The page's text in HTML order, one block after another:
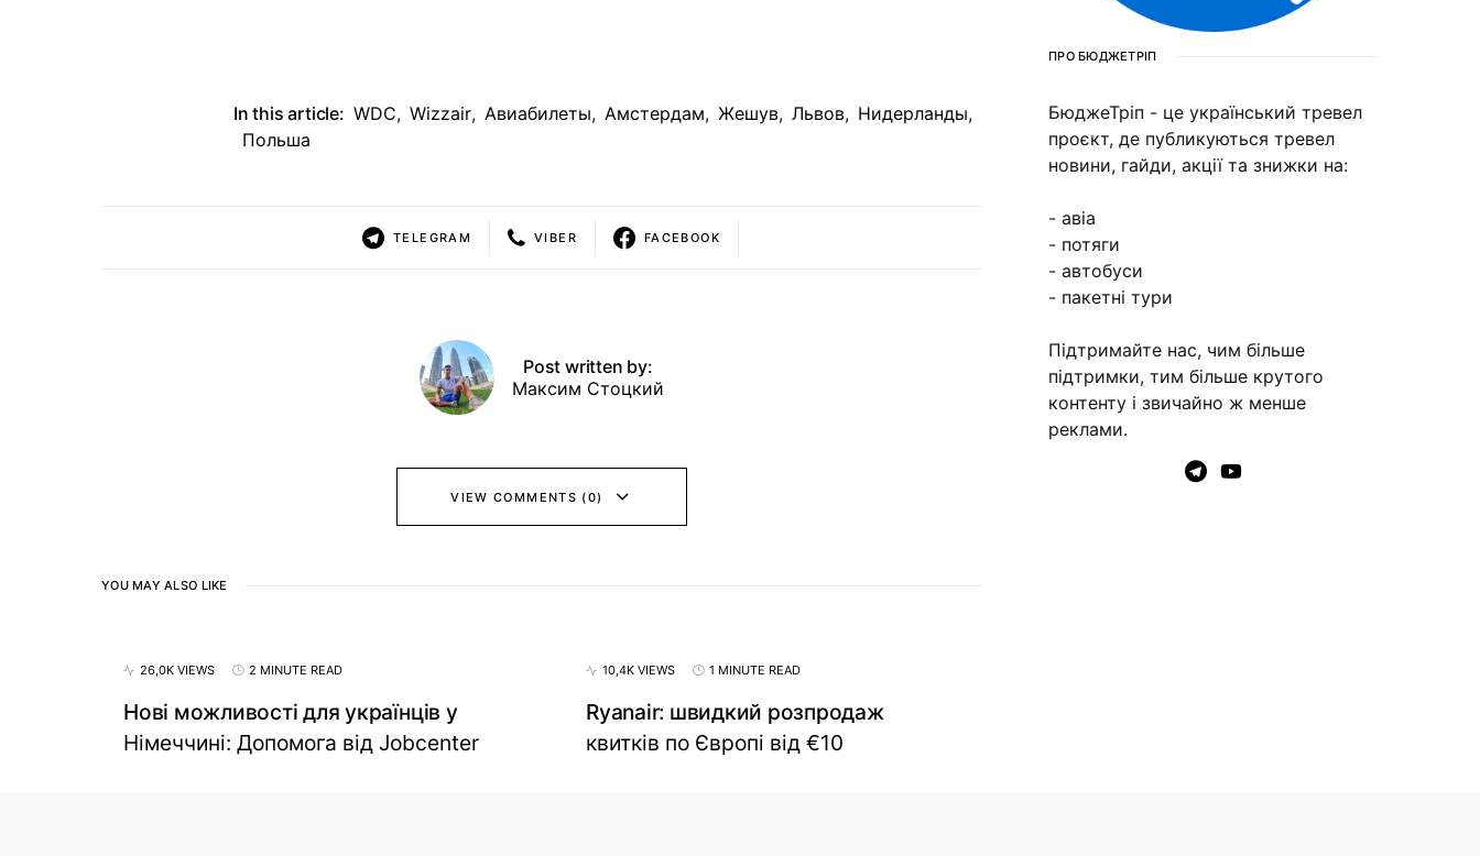
In this article: WDC, Wizzair, Авиабилеты, Амстердам, Жешув, Львов, Нидерланды,
Польша
TELEGRAM VIBER FACEBOOK
Post written by:
Максим Стоцкий
VIEW COMMENTS (0)
YOU MAY ALSO LIKE
26,0K VIEWS 2 MINUTE READ
Нові можливості для українців у
Німеччині: Допомога від Jobcenter
10,4K VIEWS 1 MINUTE READ
Ryanair: швидкий розпродаж
квитків по Європі від €10
ПРО БЮДЖЕТРІП
БюджеТріп - це український тревел
проєкт, де публикуються тревел
новини, гайди, акції та знижки на:
- авіа
- потяги
- автобуси
- пакетні тури
Підтримайте нас, чим більше
підтримки, тим більше крутого
контенту і звичайно ж менше
реклами.